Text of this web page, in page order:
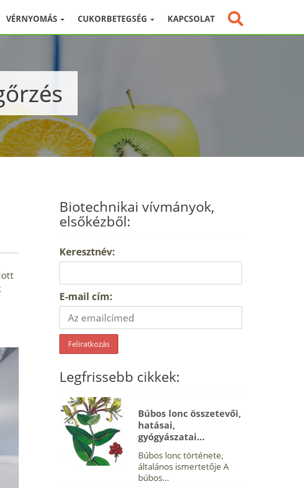
VÉRNYOMÁS CUKORBETEGSÉG KAPCSOLAT
Biotechnikai vívmányok,
elsőkézből:
Keresztnév:
E-mail cím:
Legfrissebb cikkek:
Búbos lonc összetevői,
hatásai,
gyógyászatai…
Búbos lonc története,
általános ismertetője A
búbos…